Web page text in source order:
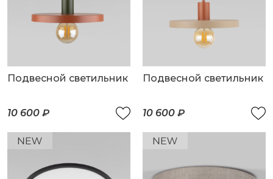
Подвесной светильник
10 600 ₽
Подвесной светильник
10 600 ₽